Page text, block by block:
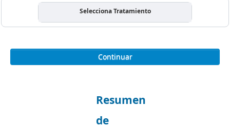
Selecciona Tratamiento
Continuar
Resumen
de